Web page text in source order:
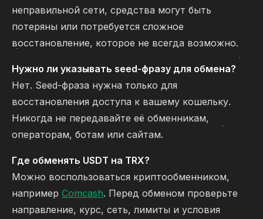
неправильной сети, средства могут быть
потеряны или потребуется сложное
восстановление, которое не всегда возможно.
Нужно ли указывать seed-фразу для обмена?
Нет. Seed-фраза нужна только для
восстановления доступа к вашему кошельку.
Никогда не передавайте её обменникам,
операторам, ботам или сайтам.
Где обменять USDT на TRX?
Можно воспользоваться криптообменником,
например Comcash. Перед обменом проверьте
направление, курс, сеть, лимиты и условия